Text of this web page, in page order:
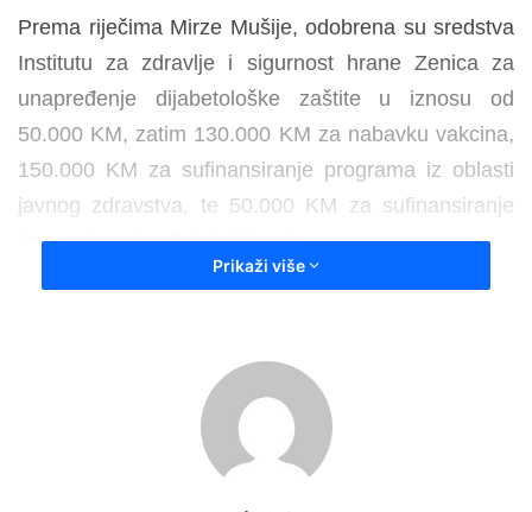
Prema riječima Mirze Mušije, odobrena su sredstva
Institutu za zdravlje i sigurnost hrane Zenica za
unapređenje dijabetološke zaštite u iznosu od
50.000 KM, zatim 130.000 KM za nabavku vakcina,
150.000 KM za sufinansiranje programa iz oblasti
javnog zdravstva, te 50.000 KM za sufinansiranje
javnozdravstvenih istraživanja.
Prikaži više